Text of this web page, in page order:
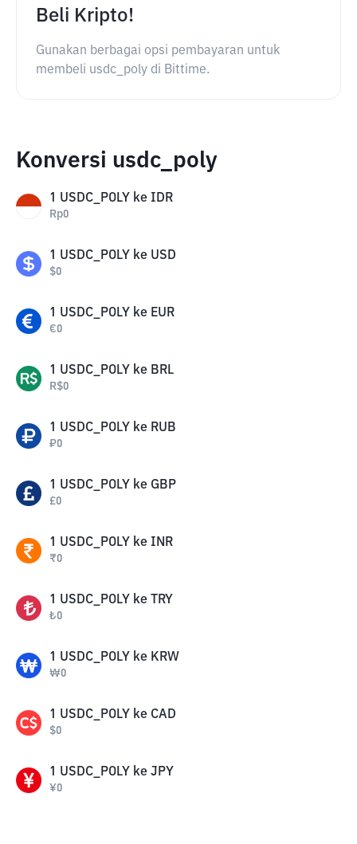
Beli Kripto!
Gunakan berbagai opsi pembayaran untuk
membeli usdc_poly di Bittime.
Konversi usdc_poly
1 USDC_POLY ke IDR
Rp0
1 USDC_POLY ke USD
$0
1 USDC_POLY ke EUR
€0
1 USDC_POLY ke BRL
R$0
1 USDC_POLY ke RUB
₽0
1 USDC_POLY ke GBP
£0
1 USDC_POLY ke INR
₹0
1 USDC_POLY ke TRY
₺0
1 USDC_POLY ke KRW
₩0
1 USDC_POLY ke CAD
$0
1 USDC_POLY ke JPY
¥0